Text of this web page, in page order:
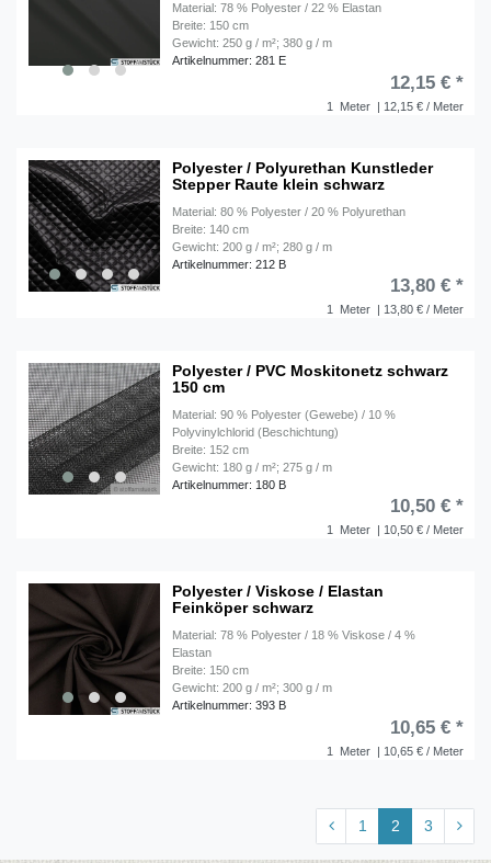
Material: 78 % Polyester / 22 % Elastan
Breite: 150 cm
Gewicht: 250 g / m²; 380 g / m
Artikelnummer: 281 E
1 Meter | 12,15 € / Meter
12,15 € *
Polyester / Polyurethan Kunstleder
Stepper Raute klein schwarz
Material: 80 % Polyester / 20 % Polyurethan
Breite: 140 cm
Gewicht: 200 g / m²; 280 g / m
Artikelnummer: 212 B
1 Meter | 13,80 € / Meter
13,80 € *
Polyester / PVC Moskitonetz schwarz
150 cm
Material: 90 % Polyester (Gewebe) / 10 %
Polyvinylchlorid (Beschichtung)
Breite: 152 cm
Gewicht: 180 g / m²; 275 g / m
Artikelnummer: 180 B
1 Meter | 10,50 € / Meter
10,50 € *
Polyester / Viskose / Elastan
Feinköper schwarz
Material: 78 % Polyester / 18 % Viskose / 4 %
Elastan
Breite: 150 cm
Gewicht: 200 g / m²; 300 g / m
Artikelnummer: 393 B
1 Meter | 10,65 € / Meter
10,65 € *
1 2 3